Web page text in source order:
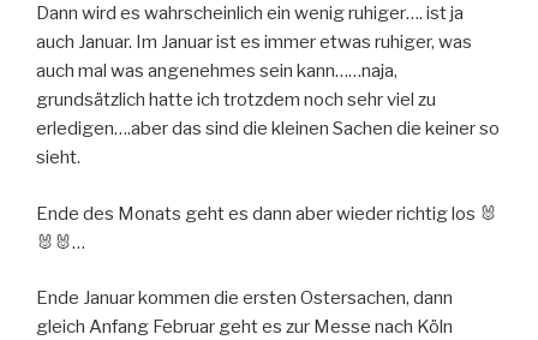
Dann wird es wahrscheinlich ein wenig ruhiger…. ist ja
auch Januar. Im Januar ist es immer etwas ruhiger, was
auch mal was angenehmes sein kann……naja,
grundsätzlich hatte ich trotzdem noch sehr viel zu
erledigen….aber das sind die kleinen Sachen die keiner so
sieht.
Ende des Monats geht es dann aber wieder richtig los 🐰
🐰🐰…
Ende Januar kommen die ersten Ostersachen, dann
gleich Anfang Februar geht es zur Messe nach Köln